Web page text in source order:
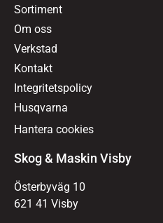
Sortiment
Om oss
Verkstad
Kontakt
Integritetspolicy
Husqvarna
Hantera cookies
Skog & Maskin Visby
Österbyväg 10
621 41 Visby